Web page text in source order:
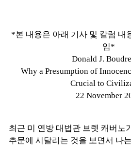
*본 내용은 아래 기사 및 칼럼 내
임*
Donald J.
Why a Presumption of
Crucial to
22 November
최근 미 연방 대법관 브렛 캐버노
추문에 시달리는 것을 보면서 나